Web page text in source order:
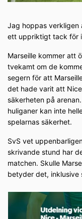
Jag hoppas verkligen
ett uppriktigt tack för
Marseille kommer att
tvekamt om de
segern för att
det hade varit att
säkerheten på
huliganer kan inte
spelarnas säkerhet.
SvS vet
skrivande stund har
matchen. Skulle
betyder det, inklusive